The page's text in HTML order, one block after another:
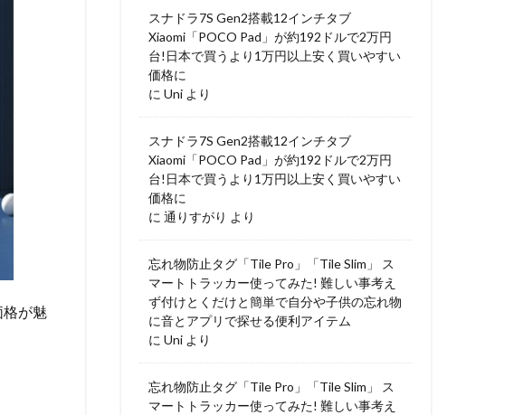
格が魅
スナドラ7S Gen2搭載12インチタブ
Xiaomi「POCO Pad」が約192ドルで2万円
台!日本で買うより1万円以上安く買いやすい
価格に
に Uni より
スナドラ7S Gen2搭載12インチタブ
Xiaomi「POCO Pad」が約192ドルで2万円
台!日本で買うより1万円以上安く買いやすい
価格に
に 通りすがり より
忘れ物防止タグ「Tile Pro」「Tile Slim」 ス
マートトラッカー使ってみた! 難しい事考え
ず付けとくだけと簡単で自分や子供の忘れ物
に音とアプリで探せる便利アイテム
に Uni より
忘れ物防止タグ「Tile Pro」「Tile Slim」 ス
マートトラッカー使ってみた! 難しい事考え